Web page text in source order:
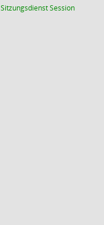
SitzungsdienstSession(Wird in